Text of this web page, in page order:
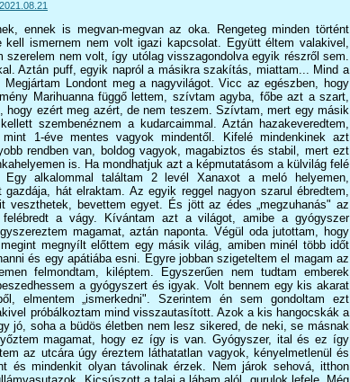
2021.08.21
ennek is megvan-megvan az oka. Rengeteg minden történt
kell ismernem nem volt igazi kapcsolat. Együtt éltem valakivel,
nem volt, így utólag visszagondolva egyik részről sem.
Aztán puff, egyik napról a másikra szakítás, miattam... Mind a
Londont meg a nagyvilágot. Vicc az egészben, hogy
Marihuanna függő lettem, szívtam agyba, főbe azt a szart,
hogy ezért meg azért, de nem teszem. Szívtam, mert egy másik
szembenéznem a kudarcaimmal. Aztán hazakeveredtem,
1-éve mentes vagyok mindentől. Kifelé mindenkinek azt
rendben van, boldog vagyok, magabiztos és stabil, mert ezt
is. Ha mondhatjuk azt a képmutatásom a külvilág felé
alkalommal találtam 2 levél Xanaxot a meló helyemen,
hát elraktam. Az egyik reggel nagyon szarul ébredtem,
veszthetek, bevettem egyet. És jött az édes „megzuhanás" az
a vágy. Kívántam azt a világot, amibe a gyógyszer
magamat, aztán naponta. Végül oda jutottam, hogy
megnyílt előttem egy másik világ, amiben minél több időt
és egy apátiába esni. Egyre jobban szigeteltem el magam az
felmondtam, kiléptem. Egyszerűen nem tudtam emberek
a gyógyszert és igyak. Volt bennem egy kis akarat
elmentem „ismerkedni". Szerintem én sem gondoltam ezt
próbálkoztam mind visszautasított. Azok a kis hangocskák a
jó, soha a büdös életben nem lesz sikered, de neki, se másnak
magamat, hogy ez így is van. Gyógyszer, ital és ez így
az utcára úgy éreztem láthatatlan vagyok, kényelmetlenül és
és mindenkit olyan távolinak érzek. Nem járok sehová, itthon